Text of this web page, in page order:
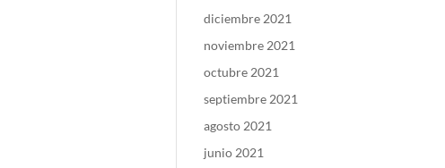
diciembre 2021
noviembre 2021
octubre 2021
septiembre 2021
agosto 2021
junio 2021